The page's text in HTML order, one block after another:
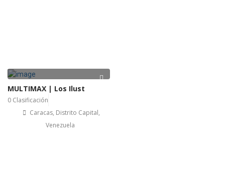
MULTIMAX | Los Ilust
0 Clasificación
Caracas, Distrito Capital,
Venezuela